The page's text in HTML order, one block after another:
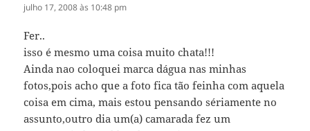
julho 17, 2008 às 10:48 pm
Fer..
isso é mesmo uma coisa muito chata!!!
Ainda nao coloquei marca dágua nas minhas
fotos,pois acho que a foto fica tão feinha com aquela
coisa em cima, mais estou pensando sériamente no
assunto,outro dia um(a) camarada fez um